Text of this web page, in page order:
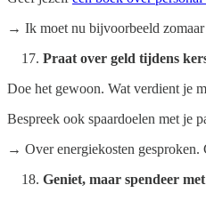
→ Ik moet nu bijvoorbeeld zomaar
Praat over geld tijdens
Doe het gewoon. Wat verdient je
Bespreek ook spaardoelen met je
→ Over energiekosten gesproken.
Geniet, maar spendeer